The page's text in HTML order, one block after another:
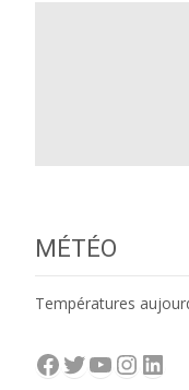
MÉTÉO
Températures
Facebook
Twitter
YouTube